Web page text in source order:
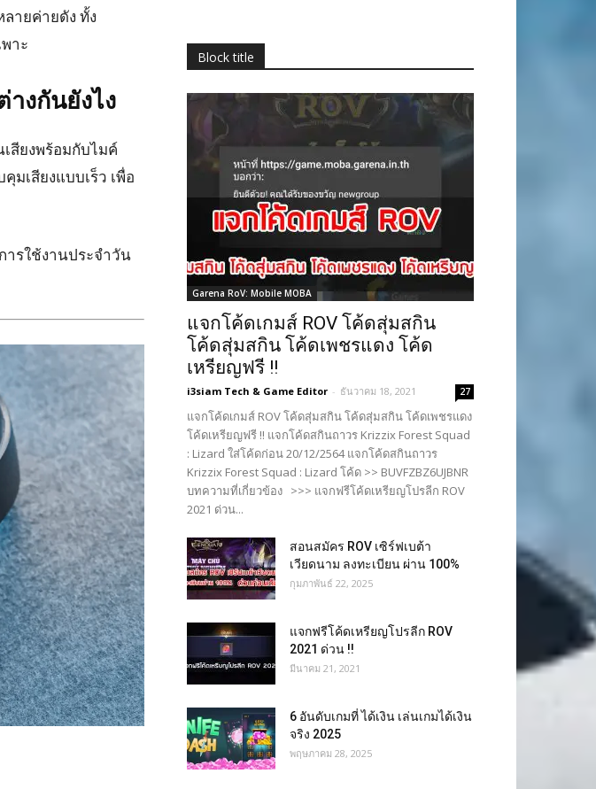
ายค่ายดัง ทั้ง
าะ
งกันยังไง
สียงพร้อมกับไมค์
มเสียงแบบเร็ว เพื่อ
รใช้งานประจำวัน
Block title
Garena RoV: Mobile MOBA
แจกโค้ดเกมส์ ROV โค้ดสุ่มสกิน
โค้ดสุ่มสกิน โค้ดเพชรแดง โค้ด
เหรียญฟรี !!
i3siam Tech & Game Editor - ธันวาคม 18, 2021 27
แจกโค้ดเกมส์ ROV โค้ดสุ่มสกิน โค้ดสุ่มสกิน โค้ดเพชรแดง
โค้ดเหรียญฟรี !! แจกโค้ดสกินถาวร Krizzix Forest Squad
: Lizard ใส่โค้ดก่อน 20/12/2564 แจกโค้ดสกินถาวร
Krizzix Forest Squad : Lizard โค้ด >> BUVFZBZ6UJBNR
บทความที่เกี่ยวข้อง >>> แจกฟรีโค้ดเหรียญโปรลีก ROV
2021 ด่วน...
สอนสมัคร ROV เซิร์ฟเบต้า
เวียดนาม ลงทะเบียน ผ่าน 100%
กุมภาพันธ์ 22, 2025
แจกฟรีโค้ดเหรียญโปรลีก ROV
2021 ด่วน !!
มีนาคม 21, 2021
6 อันดับเกมที่ ได้เงิน เล่นเกมได้เงิน
จริง 2025
พฤษภาคม 28, 2025